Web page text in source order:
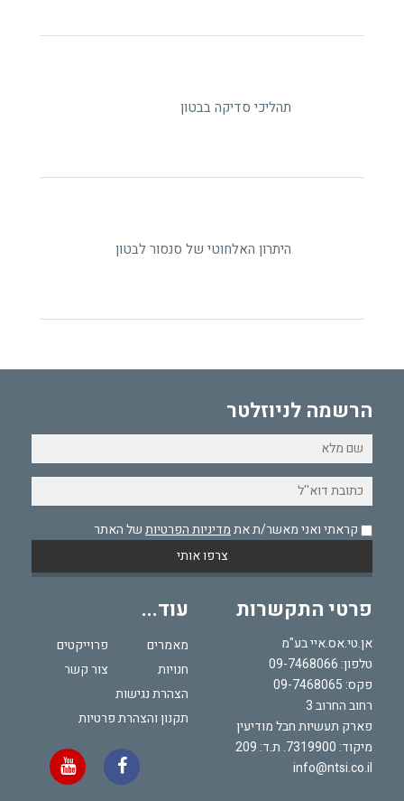
תהליכי סדיקה בבטון
היתרון האלחוטי של סנסור לבטון
הרשמה לניוזלטר
קראתי ואני מאשר/ת אתמדיניות הפרטיותשל האתר
פרטי התקשרות
אן.טי.אס.איי בע"מ
טלפון: 09-7468066
פקס: 09-7468065
רחוב החרוב 3
פארק תעשיות חבל מודיעין
מיקוד: 7319900. ת.ד: 209
info@ntsi.co.il
עוד...
מאמרים
פרוייקטים
חנויות
צור קשר
הצהרת נגישות
תקנון והצהרת פרטיות